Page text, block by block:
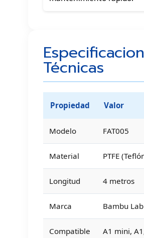
Técnicas
Propiedad Valor
Modelo FAT005
Material PTFE
Longitud 4 metros
Marca Bambu
Compatible
A1 mini,